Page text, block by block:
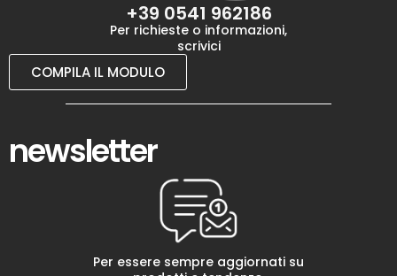
+39 0541 962186
Per richieste o informazioni,
scrivici
COMPILA IL MODULO
newsletter
Per essere sempre aggiornati su